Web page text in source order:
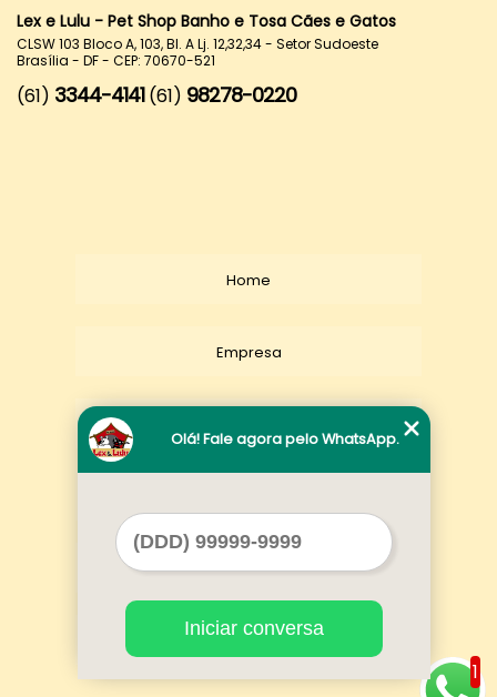
Lex e Lulu - Pet Shop Banho e Tosa Cães e Gatos
CLSW 103 Bloco A, 103, Bl. A Lj. 12,32,34 - Setor Sudoeste
Brasília - DF - CEP: 70670-521
(61) 3344-4141 (61) 98278-0220
Home
Empresa
Contato
Mapa do site
1
Olá! Fale agora pelo WhatsApp.
Iniciar conversa